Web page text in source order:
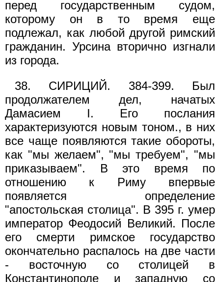
перед государственным судом,
которому он в то время еще
подлежал, как любой другой римский
гражданин. Урсина вторично изгнали
из города.
38. СИРИЦИЙ. 384-399. Был
продолжателем дел, начатых
Дамасием I. Его послания
характеризуются новым тоном., в них
все чаще появляются такие обороты,
как "мы желаем", "мы требуем", "мы
приказываем". В это время по
отношению к Риму впервые
появляется определение
"апостольская столица". В 395 г. умер
император Феодосий Великий. После
его смерти римское государство
окончательно распалось на две части
- восточную со столицей в
Константинополе и западную со